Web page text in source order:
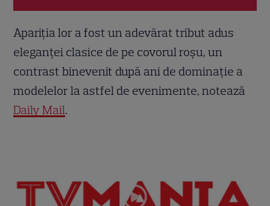
Apariția lor a fost un adevărat tribut adus
eleganței clasice de pe covorul roșu, un
contrast binevenit după ani de dominație a
modelelor la astfel de evenimente, notează
Daily Mail.